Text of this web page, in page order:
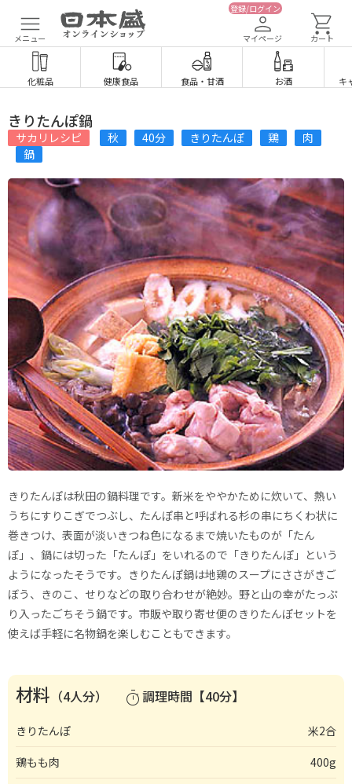
メニュー
登録/ログイン
マイページ カート
化粧品 健康食品 食品・ 甘酒 お酒 キ
きりたんぽ鍋
サカリレシピ 秋 40分 きりたんぽ 鶏
肉
鍋
きりたんぽは秋田の鍋料理です。新米をややかために炊いて、熱い
うちにすりこぎでつぶし、たんぽ串と呼ばれる杉の串にちくわ状に
巻きつけ、表面が淡いきつね色になるまで焼いたものが「たん
ぽ」、鍋には切った「たんぽ」をいれるので「きりたんぽ」という
ようになったそうです。きりたんぽ鍋は地鶏のスープにささがきご
ぼう、きのこ、せりなどの取り合わせが絶妙。野と山の幸がたっぷ
り入ったごちそう鍋です。市販や取り寄せ便のきりたんぽセットを
使えば手軽に名物鍋を楽しむこともできます。
材料 （4人分） timer調理時間【40分】
きりたんぽ
米2合
鶏もも肉
400g